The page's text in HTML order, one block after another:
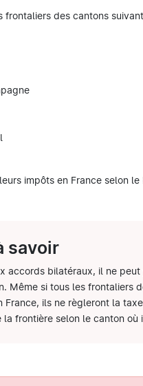
frontaliers des cantons
impôts en France selon
savoir
accords bilatéraux, il ne
Même si tous les frontaliers
France, ils ne règleront la
la frontière selon le canton où